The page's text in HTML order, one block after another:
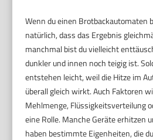
Wenn du einen Brotbackautomaten
natürlich, dass das Ergebnis
manchmal bist du vielleicht
dunkler und innen noch teigig ist.
entstehen leicht, weil die Hitze im
überall gleich wirkt. Auch Faktoren
Mehlmenge, Flüssigkeitsverteilung
eine Rolle. Manche Geräte erhitzen
haben bestimmte Eigenheiten, die